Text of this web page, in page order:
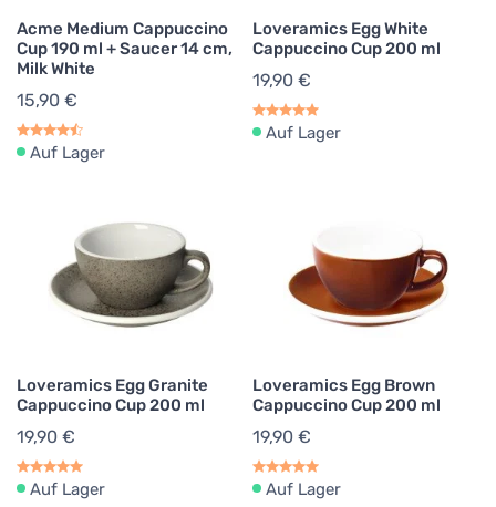
Acme Medium Cappuccino
Cup 190 ml + Saucer 14 cm,
Milk White
15,90 €
Auf Lager
Loveramics Egg White
Cappuccino Cup 200 ml
19,90 €
Auf Lager
Loveramics Egg Granite
Cappuccino Cup 200 ml
19,90 €
Auf Lager
Loveramics Egg Brown
Cappuccino Cup 200 ml
19,90 €
Auf Lager